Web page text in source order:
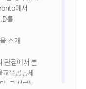
에서
를
소개
관점에서 본
교육공동체
. 저서로는